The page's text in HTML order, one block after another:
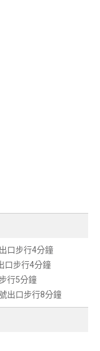
口步行4分鐘
口步行4分鐘
行5分鐘
出口步行8分鐘